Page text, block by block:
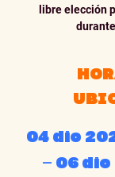
libre elección
04 dic
– 06